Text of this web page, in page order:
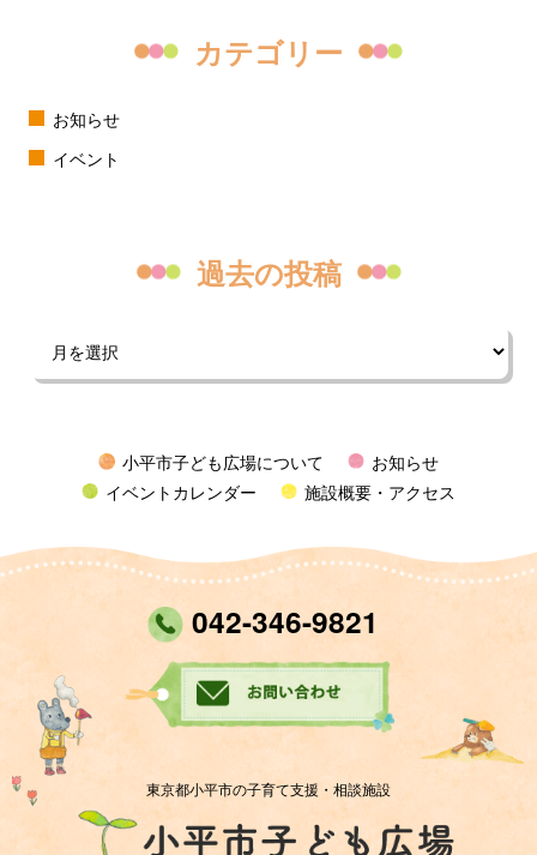
カテゴリー
お知らせ
イベント
過去の投稿
小平市子ども広場について
お知らせ
イベントカレンダー
施設概要・アクセス
042-346-9821
東京都小平市の子育て支援・相談施設